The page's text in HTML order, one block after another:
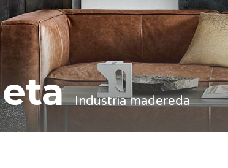
Industria madereda